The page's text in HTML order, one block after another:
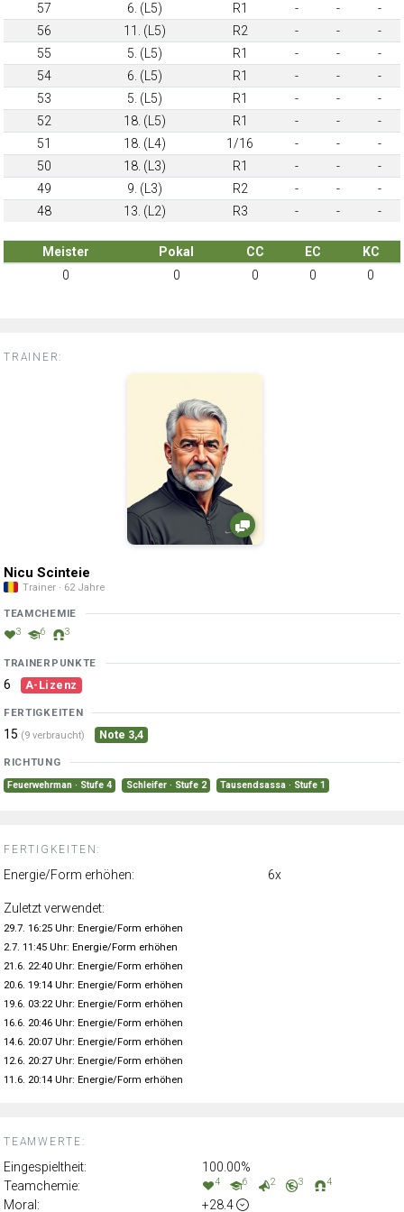
57 6. (L5) R1 - -
-
56
11. (L5) R2 - -
-
55
5. (L5) R1 - -
-
54
6. (L5) R1 - -
-
53
5. (L5) R1 - -
-
52
18. (L5) R1 - -
-
51
18. (L4) 1/16 - -
-
50
18. (L3) R1 - -
-
49
9. (L3) R2 - -
-
48
13. (L2) R3 - - -
Meister Pokal CC EC
KC
0
0 0 0 0
TEAMWERTE:
Eingespieltheit:
100.00%
Teamchemie:
4 6 2 3 4
Moral: +28.4
TRAINER:
Nicu Scinteie
Trainer · 62 Jahre
TEAMCHEMIE
3 6 3
TRAINERPUNKTE
6 A-Lizenz
FERTIGKEITEN
15 (9 verbraucht) Note 3,4
RICHTUNG
Feuerwehrman · Stufe 4 Schleifer · Stufe 2 Tausendsassa · Stufe 1
FERTIGKEITEN:
Energie/Form erhöhen: 6x
Zuletzt verwendet:
29.7. 16:25 Uhr: Energie/Form erhöhen
2.7. 11:45 Uhr: Energie/Form erhöhen
21.6. 22:40 Uhr: Energie/Form erhöhen
20.6. 19:14 Uhr: Energie/Form erhöhen
19.6. 03:22 Uhr: Energie/Form erhöhen
16.6. 20:46 Uhr: Energie/Form erhöhen
14.6. 20:07 Uhr: Energie/Form erhöhen
12.6. 20:27 Uhr: Energie/Form erhöhen
11.6. 20:14 Uhr: Energie/Form erhöhen